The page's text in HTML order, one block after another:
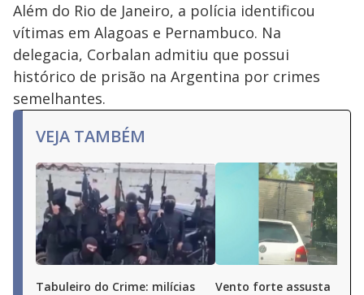
Além do Rio de Janeiro, a polícia identificou
vítimas em Alagoas e Pernambuco. Na
delegacia, Corbalan admitiu que possui
histórico de prisão na Argentina por crimes
semelhantes.
VEJA TAMBÉM
Tabuleiro do Crime: milícias
Vento forte assusta